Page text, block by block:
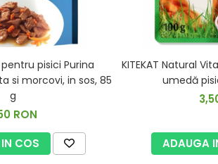
pisici Purina
si morcovi, in sos, 85
g
RON
COS
KITEKAT Natural
umedă
ADAUGA